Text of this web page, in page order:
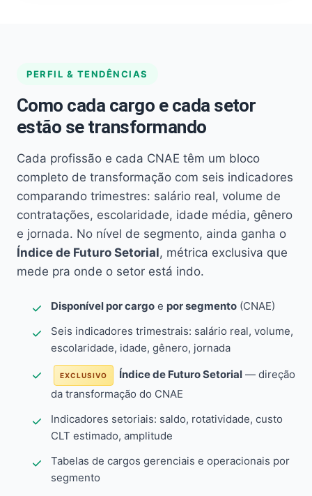
PERFIL & TENDÊNCIAS
Como cada cargo e cada setor
estão se transformando
Cada profissão e cada CNAE têm um bloco
completo de transformação com seis indicadores
comparando trimestres: salário real, volume de
contratações, escolaridade, idade média, gênero
e jornada. No nível de segmento, ainda ganha o
Índice de Futuro Setorial, métrica exclusiva que
mede pra onde o setor está indo.
Disponível por cargo e por segmento (CNAE)
Seis indicadores trimestrais: salário real, volume,
escolaridade, idade, gênero, jornada
EXCLUSIVO Índice de Futuro Setorial — direção
da transformação do CNAE
Indicadores setoriais: saldo, rotatividade, custo
CLT estimado, amplitude
Tabelas de cargos gerenciais e operacionais por
segmento